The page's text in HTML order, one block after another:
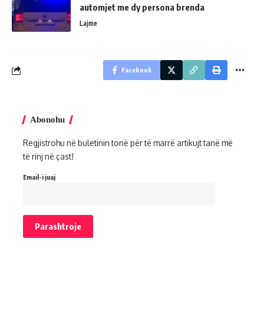
automjet me dy persona brenda
Lajme
Facebook
Abonohu
Regjistrohu në buletinin tonë për të marrë artikujt tanë më
të rinj në çast!
Email-i juaj